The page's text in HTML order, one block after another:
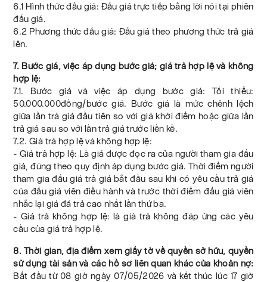
6.1 Hình thức đấu giá: Đấu giá trực tiếp bằng lời nói tại phiên
đấu giá.
6.2 Phương thức đấu giá: Đấu giá theo phương thức trả giá
lên.
7. Bước giá, việc áp dụng bước giá; giá trả hợp lệ và không
hợp lệ:
7.1. Bước giá và việc áp dụng bước giá: Tối thiểu:
50.000.000đồng/bước giá. Bước giá là mức chênh lệch
giữa lần trả giá đầu tiên so với giá khởi điểm hoặc giữa lần
trả giá sau so với lần trả giá trước liền kề.
7.2. Giá trả hợp lệ và không hợp lệ:
- Giá trả hợp lệ: Là giá được đọc ra của người tham gia đấu
giá, đúng theo quy định áp dụng bước giá. Thời điểm người
tham gia đấu giá trả giá bắt đầu sau khi có yêu cầu trả giá
của đấu giá viên điều hành và trước thời điểm đấu giá viên
nhắc lại giá đã trả cao nhất lần thứ ba.
- Giá trả không hợp lệ: là giá trả không đáp ứng các yêu
cầu của giá trả hợp lệ.
8. Thời gian, địa điểm xem giấy tờ về quyền sở hữu, quyền
sử dụng tài sản và các hồ sơ liên quan khác của khoản nợ:
Bắt đầu từ 08 giờ ngày 07/05/2026 và kết thúc lúc 17 giờ